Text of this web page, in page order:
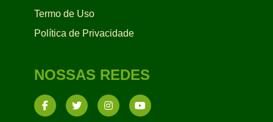
Termo de Uso
Política de Privacidade
NOSSAS REDES